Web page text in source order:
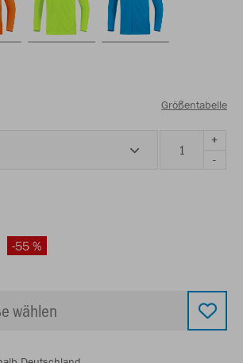
Größentabelle
+
-
-55 %
wählen